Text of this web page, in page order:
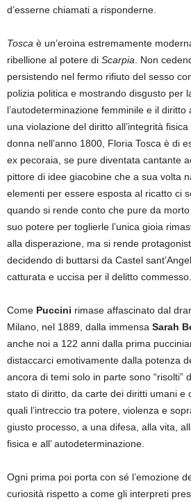
d’esserne chiamati a risponderne.
Tosca è un’eroina estremamente
ribellione al potere di Scarpia. Non
persistendo nel fermo rifiuto del sesso
polizia politica e mostrando disgusto per
l’autodeterminazione femminile e il diritto
una violazione del diritto all’integrità
donna nell’anno 1800, Floria Tosca è di
ex pecoraia, se pure diventata cantante
pittore di idee giacobine che a sua volta
elementi per essere esposta al ricatto ci
quando si rende conto che pure da
suo potere per toglierle l’unica gioia
alla disperazione, ma si rende
decidendo di buttarsi da Castel
catturata e uccisa per il delitto commesso.
Come Puccini rimase affascinato dal
Milano, nel 1889, dalla immensa Sarah
anche noi a 122 anni dalla prima
distaccarci emotivamente dalla potenza
ancora di temi solo in parte sono “risolti”
stato di diritto, da carte dei diritti umani e
quali l’intreccio tra potere, violenza e
giusto processo, a una difesa, alla vita,
fisica e all’ autodeterminazione.
Ogni prima poi porta con sé l’emozione
curiosità rispetto a come gli interpreti